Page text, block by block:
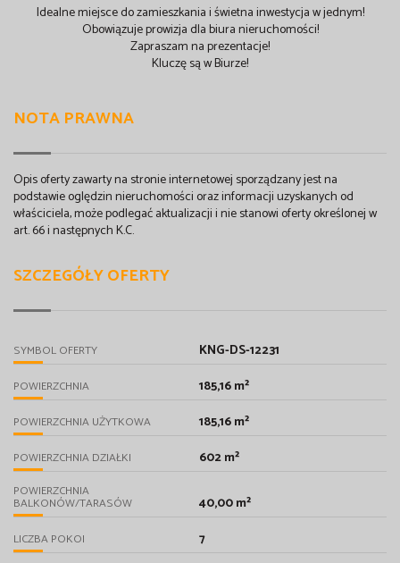
Idealne miejsce do zamieszkania i świetna inwestycja w jednym!
Obowiązuje prowizja dla biura nieruchomości!
Zapraszam na prezentacje!
Kluczę są w Biurze!
NOTA PRAWNA
Opis oferty zawarty na stronie internetowej sporządzany jest na
podstawie oględzin nieruchomości oraz informacji uzyskanych od
właściciela, może podlegać aktualizacji i nie stanowi oferty określonej w
art. 66 i następnych K.C.
SZCZEGÓŁY OFERTY
SYMBOL OFERTY KNG-DS-12231
POWIERZCHNIA 185,16 m²
POWIERZCHNIA UŻYTKOWA 185,16 m²
POWIERZCHNIA DZIAŁKI 602 m²
POWIERZCHNIA
BALKONÓW/TARASÓW 40,00 m²
LICZBA POKOI 7